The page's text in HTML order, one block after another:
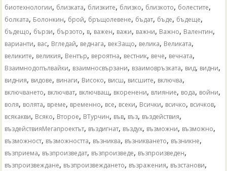
биотехнологии, близката, близките, близко, близкото, болестите,
болката, Болонкин, брой, бръщолевене, бъдат, бъде, бъдеще,
бъдещо, бързи, бързото, в, важен, важи, важни, Важно, Валентин,
варианти, вас, Вгледай, веднага, векЗащо, велика, Великата,
великите, великия, Вентър, вероятна, вестник, вече, вечната,
Взаимнодопълвайки, взаимносвързани, взаимовръзката, вид, видни,
видния, видове, винаги, Високо, висш, висшите, включва,
включването, включват, включващ, вкоренени, влияние, вода, войни,
воля, волята, време, временно, все, всеки, Всички, всичко, всичков,
всякакви, Всяко, Второе, ВТурчин, във, въз, въздействия,
въздействияМегапроектът, въздигнат, въздух, възможни, възможно,
възможност, възможността, възниква, възникването, възникне,
възприема, възпроизведат, възпроизведе, възпроизведен,
възпроизвеждане, възпроизвеждането, възражения, възстанови,